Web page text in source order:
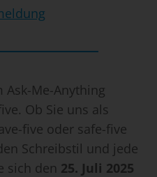
Ask-Me-Anything
Ob Sie uns als
five oder safe-five
Schreibstil und jede
sich den 25. Juli 2025